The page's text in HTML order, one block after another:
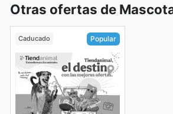
Otras ofertas de
Caducado Popular